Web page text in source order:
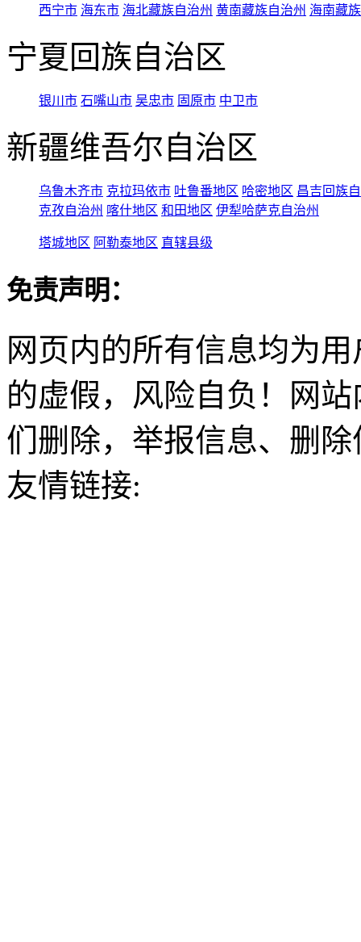
西宁市 海东市 海北藏族自治州 黄南藏族自治州 海南藏
宁夏回族自治区
银川市 石嘴山市 吴忠市 固原市 中卫市
新疆维吾尔自治区
乌鲁木齐市 克拉玛依市 吐鲁番地区 哈密地区 昌吉回族
克孜自治州 喀什地区 和田地区 伊犁哈萨克自治州
塔城地区 阿勒泰地区 直辖县级
免责声明：
网页内的所有信息均为
的虚假，风险自负！网
们删除，举报信息、删
友情链接: